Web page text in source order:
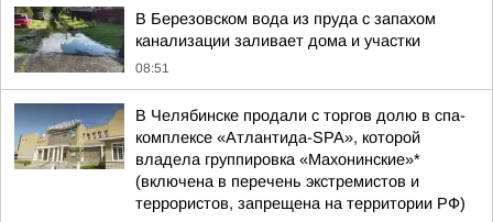
В Березовском вода из пруда с запахом
канализации заливает дома и участки
08:51
В Челябинске продали с торгов долю в спа-
комплексе «Атлантида-SPA», которой
владела группировка «Махонинские»*
(включена в перечень экстремистов и
террористов, запрещена на территории РФ)